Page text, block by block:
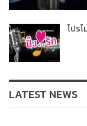
โปร
LATEST NEWS